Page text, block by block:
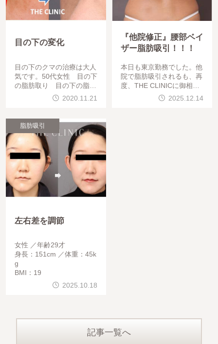
目の下の変化
目の下のクマの治療は大人
気です。50代女性 目の下
の脂肪取り 目の下の脂肪
注入 していただきました
。目のふくらみがなくなり
2020.11.21
『他院修正』腰部ベイ
ザー脂肪吸引！！！
本日も東京勤務でした。他
院で脂肪吸引されるも、再
度、THE CLINICに御相談
されるゲストも多数おられ
ます。ゲストは、「脂肪を
2025.12.14
脂肪吸引
左右差を調節
女性
年齢29才
身長：151cm
体重：45k
g
BMI：19
2025.10.18
記事一覧へ